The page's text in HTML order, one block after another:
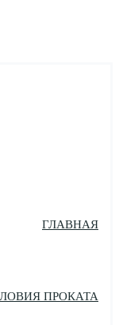
ГЛАВНАЯ
ПРОКАТА